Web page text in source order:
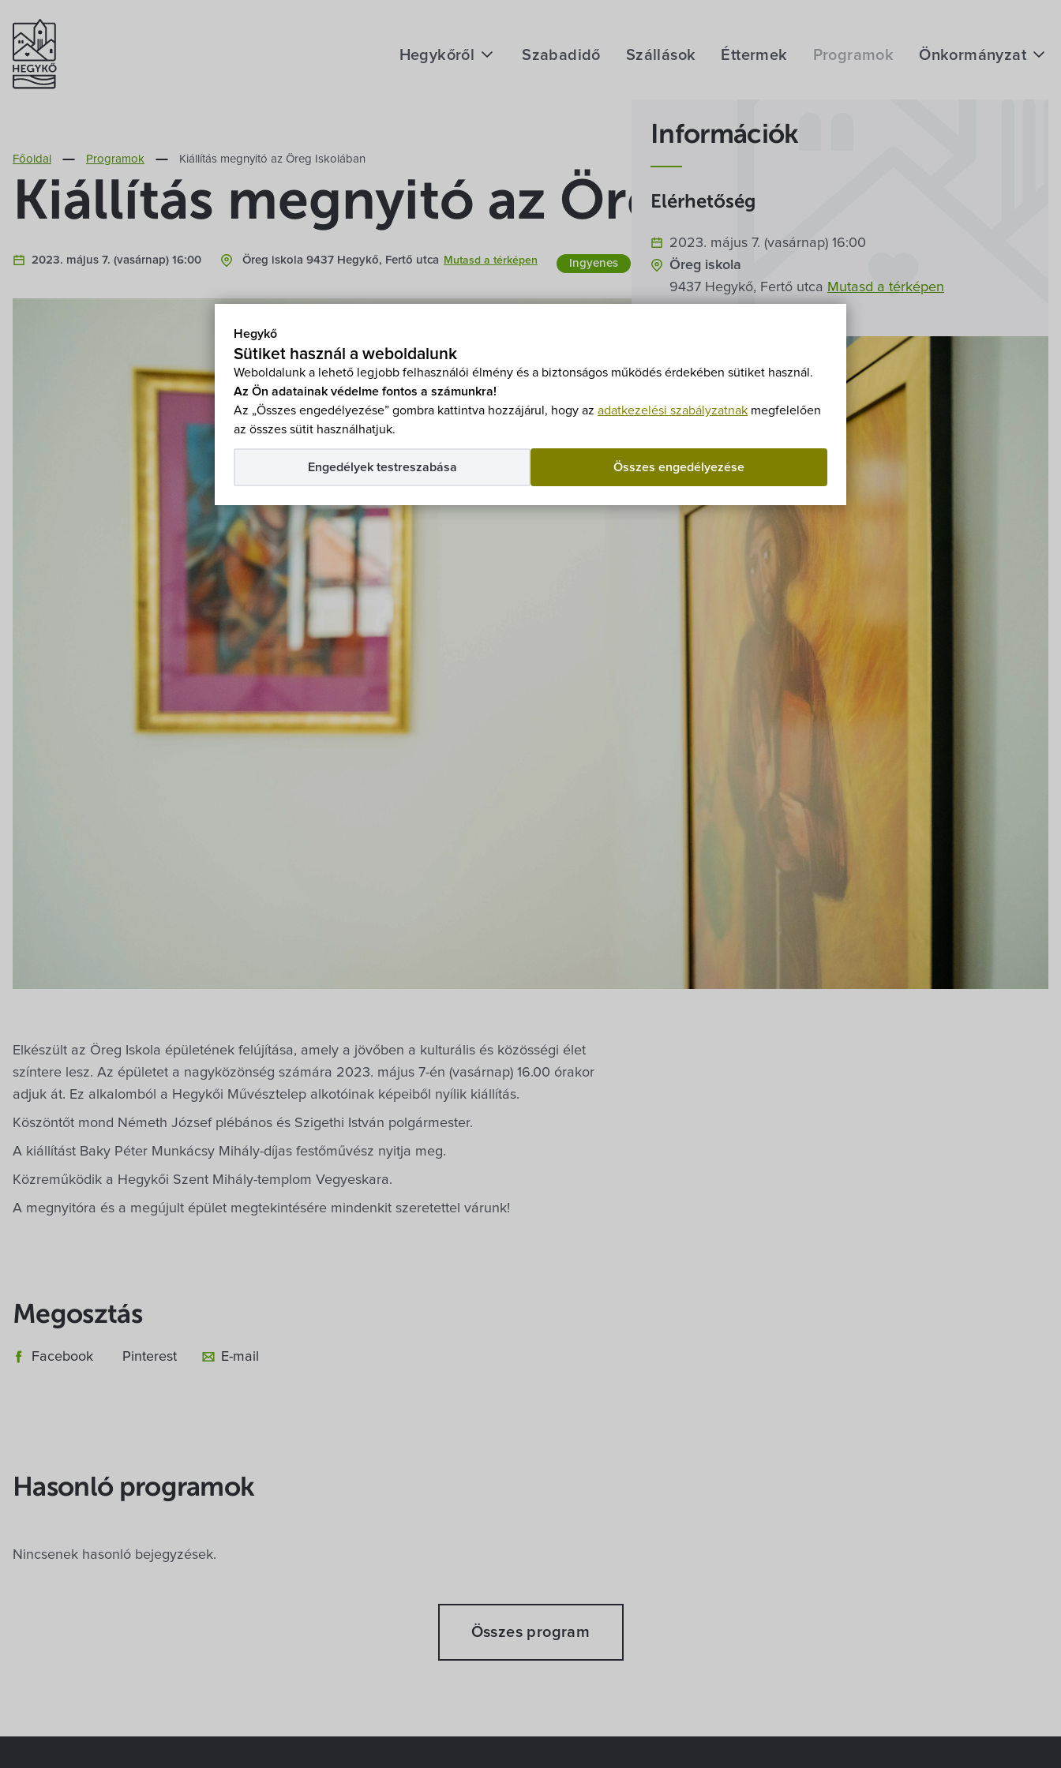
Hegykő
Sütiket használ a weboldalunk
Weboldalunk a lehető legjobb felhasználói élmény és a biztonságos működés érdekében sütiket használ.
Az Ön adatainak védelme fontos a számunkra!
Az „Összes engedélyezése” gombra kattintva hozzájárul, hogy az adatkezelési szabályzatnak megfelelően
az összes sütit használhatjuk.
Összes engedélyezése
Engedélyek testreszabása
Hegykőről
Éghajlat
Szabadidő Szállások Éttermek Programok Önkormányzat
Közoktatási Intézmények
Villa Igku Kft.
Közérdekű adatok
Főoldal Programok Kiállítás megnyitó az Öreg Iskolában
Kiállítás megnyitó az Öreg Iskolában
2023. május 7. (vasárnap) 16:00 Öreg iskola 9437 Hegykő, Fertő utca Mutasd a térképen Ingyenes
Elkészült az Öreg Iskola épületének felújítása, amely a jövőben a kulturális és közösségi élet
színtere lesz. Az épületet a nagyközönség számára 2023. május 7-én (vasárnap) 16.00 órakor
adjuk át. Ez alkalomból a Hegykői Művésztelep alkotóinak képeiből nyílik kiállítás.
Köszöntőt mond Németh József plébános és Szigethi István polgármester.
A kiállítást Baky Péter Munkácsy Mihály-díjas festőművész nyitja meg.
Közreműködik a Hegykői Szent Mihály-templom Vegyeskara.
A megnyitóra és a megújult épület megtekintésére mindenkit szeretettel várunk!
Megosztás
Facebook Pinterest E-mail
Információk
Elérhetőség
2023. május 7. (vasárnap) 16:00
Öreg iskola
9437 Hegykő, Fertő utca Mutasd a térképen
Hasonló programok
Nincsenek hasonló bejegyzések.
Összes program